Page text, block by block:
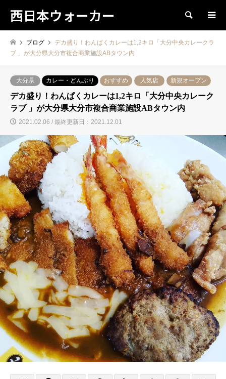
西日本ウォーカー 検索
ブログ
デカ盛り！わんぱくカレーは1,2キロ「大分中央カレークラ
ブ 」が大分県大分市複合商業施設ABタウン内
大分県 カレー・どんぶり おすすめ 人気店 新規オープン
デカ盛り！わんぱくカレーは1,2キロ「大分中央カレーク
ラブ 」が大分県大分市複合商業施設ABタウン内
2021.02.06 / 最終更新日：2021.12.01